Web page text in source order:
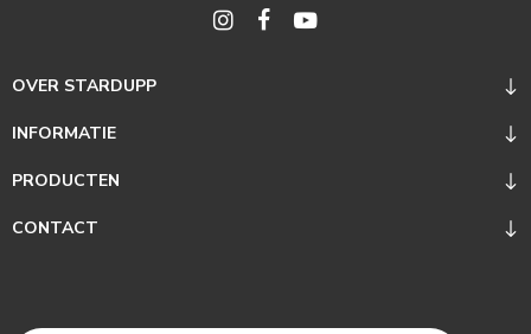
OVER STARDUPP
INFORMATIE
PRODUCTEN
CONTACT